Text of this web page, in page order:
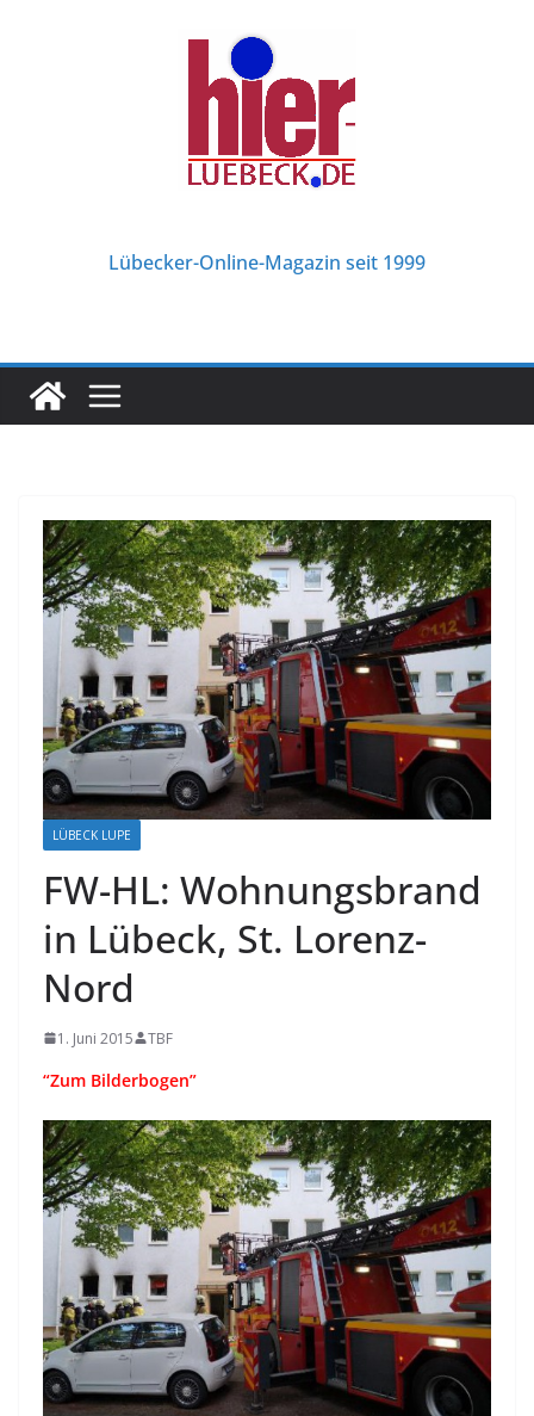
Lübecker-Online-Magazin seit 1999
LÜBECK LUPE
FW-HL: Wohnungsbrand
in Lübeck, St. Lorenz-
Nord
1. Juni 2015 TBF
“Zum Bilderbogen”